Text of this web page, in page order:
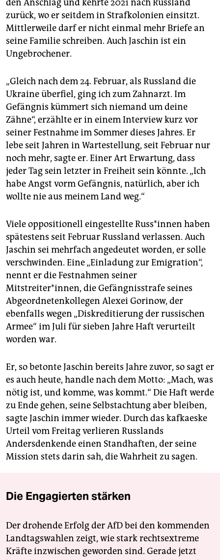
den Anschlag und kehrte 2021 nach Russland
zurück, wo er seitdem in Strafkolonien einsitzt.
Mittlerweile darf er nicht einmal mehr Briefe an
seine Familie schreiben. Auch Jaschin ist ein
Ungebrochener.
„Gleich nach dem 24. Februar, als Russland die
Ukraine überfiel, ging ich zum Zahnarzt. Im
Gefängnis kümmert sich niemand um deine
Zähne“, erzählte er in einem Interview kurz vor
seiner Festnahme im Sommer dieses Jahres. Er
lebe seit Jahren in Wartestellung, seit Februar nur
noch mehr, sagte er. Einer Art Erwartung, dass
jeder Tag sein letzter in Freiheit sein könnte. „Ich
habe Angst vorm Gefängnis, natürlich, aber ich
wollte nie aus meinem Land weg.“
Viele oppositionell eingestellte Rus­s*in­nen haben
spätestens seit Februar Russland verlassen. Auch
Jaschin sei mehrfach angedeutet worden, er solle
verschwinden. Eine „Einladung zur Emigration“,
nennt er die Festnahmen seiner
Mitstreiter*innen, die Gefängnisstrafe seines
Abgeordnetenkollegen Alexei Gorinow, der
ebenfalls wegen „Diskreditierung der russischen
Armee“ im Juli für sieben Jahre Haft verurteilt
worden war.
Er, so betonte Jaschin bereits Jahre zuvor, so sagt er
es auch heute, handle nach dem Motto: „Mach, was
nötig ist, und komme, was kommt.“ Die Haft werde
zu Ende gehen, seine Selbstachtung aber bleiben,
sagte Jaschin immer wieder. Durch das kafkaeske
Urteil vom Freitag verlieren Russlands
Andersdenkende einen Standhaften, der seine
Mission stets darin sah, die Wahrheit zu sagen.
Die Engagierten stärken
Der drohende Erfolg der AfD bei den kommenden
Landtagswahlen zeigt, wie stark rechtsextreme
Kräfte inzwischen geworden sind. Gerade jetzt